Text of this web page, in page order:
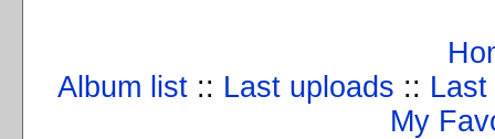
Album list :: Last uploads ::
My